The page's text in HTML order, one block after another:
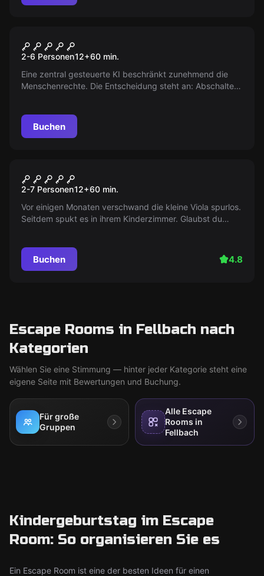
Dystopia
2-6 Personen12+60 min.
Eine zentral gesteuerte KI beschränkt zunehmend die
Menschenrechte. Die Entscheidung steht an: Abschalten
Buchen
Viola's Ghost
2-7 Personen12+60 min.
Vor einigen Monaten verschwand die kleine Viola spurlos.
Seitdem spukt es in ihrem Kinderzimmer. Glaubst du
Buchen 4.8
Escape Rooms in Fellbach nach
Kategorien
Wählen Sie eine Stimmung — hinter jeder Kategorie steht eine
eigene Seite mit Bewertungen und Buchung.
Für große
Gruppen
Alle Escape
Rooms in
Fellbach
Kindergeburtstag im Escape
Room: So organisieren Sie es
Ein Escape Room ist eine der besten Ideen für einen